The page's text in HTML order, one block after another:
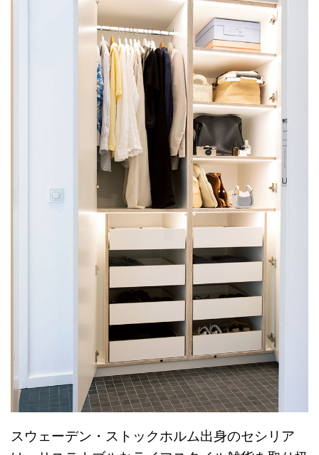
スウェーデン・ストックホルム出身のセシリア